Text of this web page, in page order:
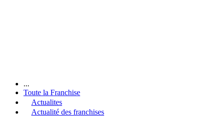
...
Toute la Franchise
Actualites
Actualité des franchises